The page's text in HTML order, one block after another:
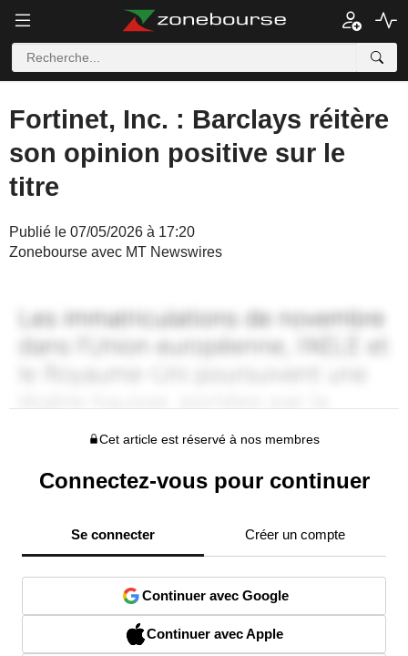
Fortinet, Inc. : Barclays réitère
son opinion positive sur le
titre
Publié le 07/05/2026 à 17:20
Zonebourse avec MT Newswires
Cet article est réservé à nos membres
Connectez-vous pour continuer
Se connecter Créer un compte
Continuer avec Google
Continuer avec Apple